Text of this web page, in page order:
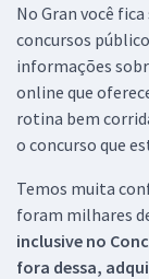
No Gran você
concursos
informações
online que
rotina bem
o concurso que
Temos muita
foram milhares
inclusive no
fora dessa,